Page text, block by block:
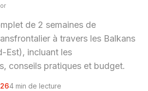
de 2 semaines de
à travers les Balkans
Est), incluant les
conseils pratiques et budget.
4 min de lecture